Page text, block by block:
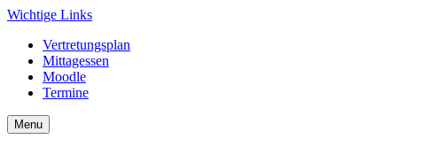
Skip
content
Wichtige Links
Vertretungsplan
Mittagessen
Moodle
Termine
Menu